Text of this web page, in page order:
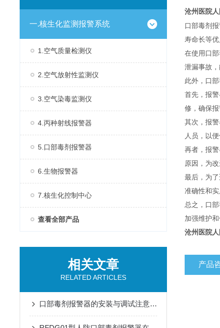
一.核生化监测报警系统
1.空气质量检测仪
2.空气放射性监测仪
3.空气染毒监测仪
4.丙种射线报警器
5.口部毒剂报警器
6.生物报警器
7.核生化控制中心
查看全部产品
相关文章
RELATED ARTICLES
口部毒剂报警器的安装与调试注意事项
沧州医院
口部毒剂
寿命长等
在使用口
泄漏事故
此外，口
首先，报
修，确保
其次，报
人员，以
再者，报
原因，为
最后，为
准确性和
总之，口
加强维护
沧州医院
产品